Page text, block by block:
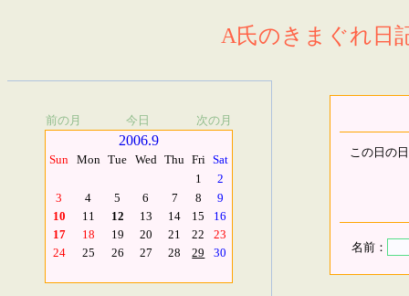
A氏のきまぐれ日
前の月 今日 次の月
2006.9
Sun Mon Tue Wed Thu Fri Sat
1
2
3
4 5 6 7 8
9
10
11 12 13 14 15
16
17
18 19 20 21 22
23
24
25 26 27 28 29 30
この日の
名前：